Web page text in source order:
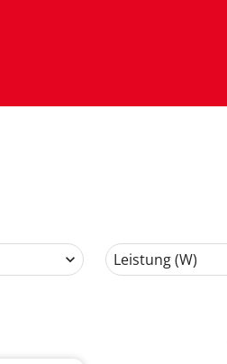
Leistung (W)